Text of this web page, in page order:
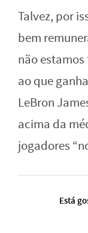
Talvez, por
bem
não
ao que
LeBron
acima da
jogadores
Está